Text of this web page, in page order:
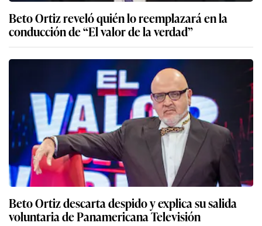
Beto Ortiz reveló quién lo reemplazará en la
conducción de “El valor de la verdad”
Beto Ortiz descarta despido y explica su salida
voluntaria de Panamericana Televisión